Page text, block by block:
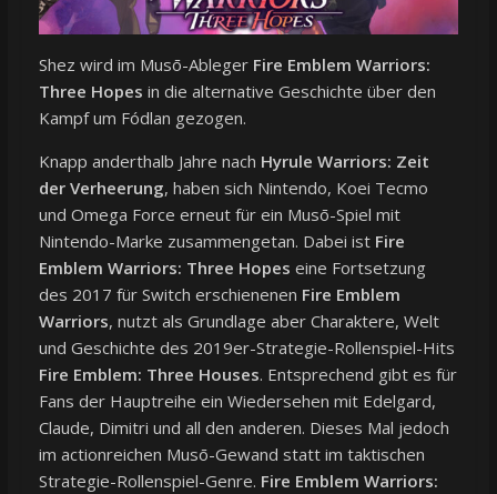
Shez wird im Musō-Ableger Fire Emblem Warriors:
Three Hopes in die alternative Geschichte über den
Kampf um Fódlan gezogen.
Knapp anderthalb Jahre nach Hyrule Warriors: Zeit
der Verheerung, haben sich Nintendo, Koei Tecmo
und Omega Force erneut für ein Musō-Spiel mit
Nintendo-Marke zusammengetan. Dabei ist Fire
Emblem Warriors: Three Hopes eine Fortsetzung
des 2017 für Switch erschienenen Fire Emblem
Warriors, nutzt als Grundlage aber Charaktere, Welt
und Geschichte des 2019er-Strategie-Rollenspiel-Hits
Fire Emblem: Three Houses. Entsprechend gibt es für
Fans der Hauptreihe ein Wiedersehen mit Edelgard,
Claude, Dimitri und all den anderen. Dieses Mal jedoch
im actionreichen Musō-Gewand statt im taktischen
Strategie-Rollenspiel-Genre. Fire Emblem Warriors: